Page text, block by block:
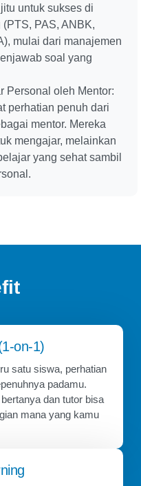
untuk sukses di
PAS, ANBK,
mulai dari manajemen
soal yang
Personal oleh Mentor:
perhatian penuh dari
mentor. Mereka
mengajar, melainkan
yang sehat sambil
on-1)
satu siswa, perhatian
padamu.
dan tutor bisa
mana yang kamu